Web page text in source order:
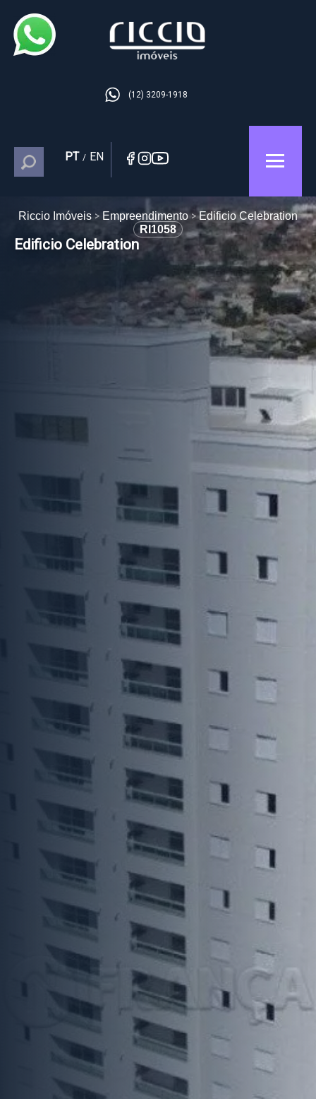
(12) 3209-1918
PT / EN
Riccio Imóveis Empreendimento
Edificio Celebration
RI1058
Edificio Celebration